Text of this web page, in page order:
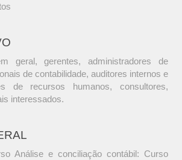
geral, gerentes, administradores de
de contabilidade, auditores internos e
de recursos humanos, consultores,
interessados.
Análise e conciliação contábil: Curso